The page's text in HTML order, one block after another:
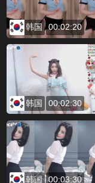
韩国 00:02:20
韩国 00:02:30
韩国 00:03:30